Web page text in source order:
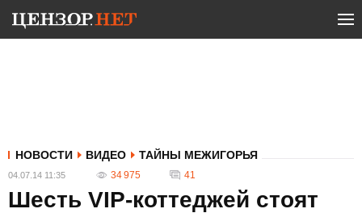
НОВОСТИ ВИДЕО ТАЙНЫ МЕЖИГОРЬЯ
04.07.14 11:35 34 975 41
Шесть VIP-коттеджей стоят